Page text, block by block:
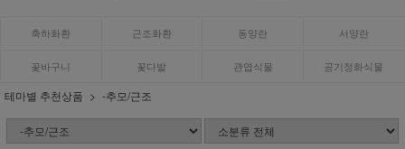
축하화환 근조화환 동양란 서양란
꽃바구니 꽃다발 관엽식물 공기정화식물
테마별 추천상품 -추모/근조